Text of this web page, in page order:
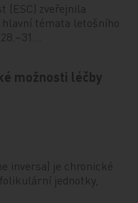
(ESC) zveřejnila
témata letošního
možnosti léčby
inversa) je chronické
jednotky,